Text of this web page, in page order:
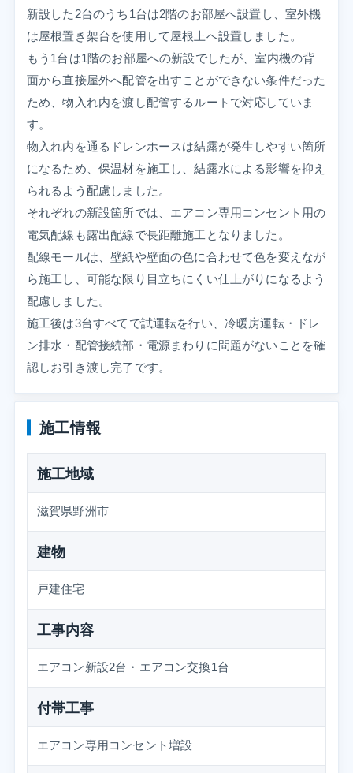
新設した2台のうち1台は2階のお部屋へ設置し、室外機
は屋根置き架台を使用して屋根上へ設置しました。
もう1台は1階のお部屋への新設でしたが、室内機の背
面から直接屋外へ配管を出すことができない条件だった
ため、物入れ内を渡し配管するルートで対応していま
す。
物入れ内を通るドレンホースは結露が発生しやすい箇所
になるため、保温材を施工し、結露水による影響を抑え
られるよう配慮しました。
それぞれの新設箇所では、エアコン専用コンセント用の
電気配線も露出配線で長距離施工となりました。
配線モールは、壁紙や壁面の色に合わせて色を変えなが
ら施工し、可能な限り目立ちにくい仕上がりになるよう
配慮しました。
施工後は3台すべてで試運転を行い、冷暖房運転・ドレ
ン排水・配管接続部・電源まわりに問題がないことを確
認しお引き渡し完了です。
施工情報
施工地域
滋賀県野洲市
建物
戸建住宅
工事内容
エアコン新設2台・エアコン交換1台
付帯工事
エアコン専用コンセント増設